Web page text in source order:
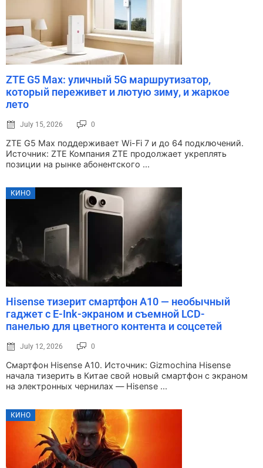
ZTE G5 Max: уличный 5G маршрутизатор,
который переживет и лютую зиму, и жаркое
лето
July 15, 2026 0
ZTE G5 Max поддерживает Wi-Fi 7 и до 64 подключений.
Источник: ZTE Компания ZTE продолжает укреплять
позиции на рынке абонентского ...
КИНО
Hisense тизерит смартфон A10 — необычный
гаджет с E-Ink-экраном и съемной LCD-
панелью для цветного контента и соцсетей
July 12, 2026 0
Смартфон Hisense A10. Источник: Gizmochina Hisense
начала тизерить в Китае свой новый смартфон с экраном
на электронных чернилах — Hisense ...
КИНО